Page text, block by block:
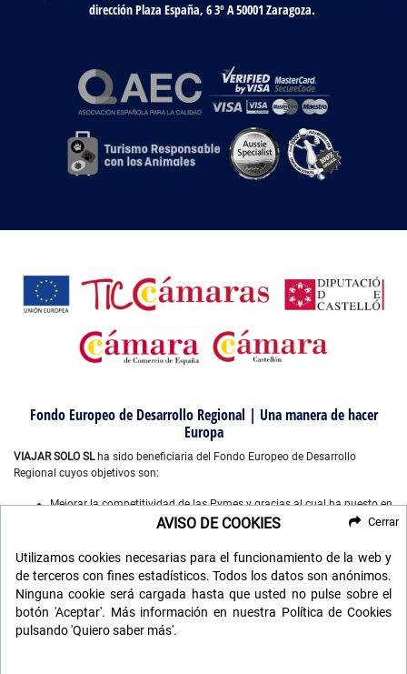
dirección Plaza España, 6 3º A 50001 Zaragoza.
Fondo Europeo de Desarrollo Regional | Una manera de hacer
Europa
VIAJAR SOLO SLha sido beneficiaria del Fondo Europeo de Desarrollo
Regional cuyos objetivos son:
Mejorar la competitividad de las Pymes y gracias al cual ha puesto en
marcha un Plan de Marketing Digital Internacional, con el objetivo de
año 2022-2023. Para ello ha contado con el apoyo del Programa
XPANDE DIGITAL de la Cámara de Comercio de Castellón”.
Mejorar el uso y la calidad de las tecnologías de la información y de
las comunicaciones, y el acceso a las mismas y gracias a que ha
desarrollado un plan digital de gestión comercial e interna para la
mejora de competitividad y productividad de la empresa durante
AVISO DE COOKIES
Utilizamos cookies necesarias para el funcionamiento de la web y
de terceros con fines estadísticos. Todos los datos son anónimos.
Ninguna cookie será cargada hasta que usted no pulse sobre el
botón 'Aceptar'. Más información en nuestra Política de Cookies
pulsando 'Quiero saber más'.
Cerrar